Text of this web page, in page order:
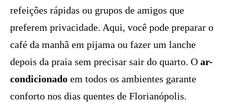
refeições rápidas ou grupos de amigos que
preferem privacidade. Aqui, você pode preparar o
café da manhã em pijama ou fazer um lanche
depois da praia sem precisar sair do quarto. O ar-
condicionado em todos os ambientes garante
conforto nos dias quentes de Florianópolis.